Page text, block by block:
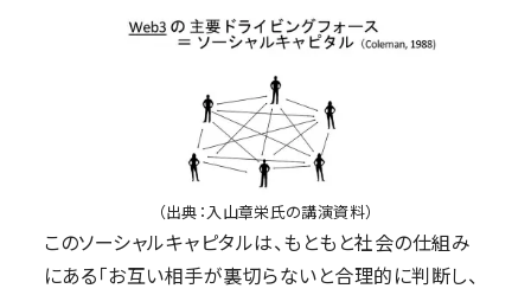
（出典：入山章栄氏の講演資料）
このソーシャルキャピタルは、もともと社会の仕組み
にある「お互い相手が裏切らないと合理的に判断し、